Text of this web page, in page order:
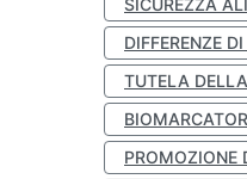
SICUREZZA
DIFFERENZE DI
TUTELA
PROMOZIONE